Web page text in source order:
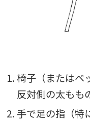
1. 椅子（またはベ
反対側の太もも
2. 手で足の指（特